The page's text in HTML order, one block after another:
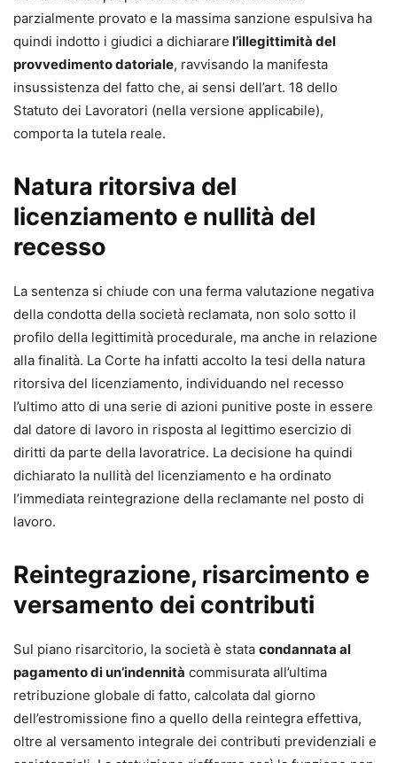
parzialmente provato e la massima sanzione espulsiva ha
quindi indotto i giudici a dichiarare l’illegittimità del
provvedimento datoriale, ravvisando la manifesta
insussistenza del fatto che, ai sensi dell’art. 18 dello
Statuto dei Lavoratori (nella versione applicabile),
comporta la tutela reale.
Natura ritorsiva del
licenziamento e nullità del
recesso
La sentenza si chiude con una ferma valutazione negativa
della condotta della società reclamata, non solo sotto il
profilo della legittimità procedurale, ma anche in relazione
alla finalità. La Corte ha infatti accolto la tesi della natura
ritorsiva del licenziamento, individuando nel recesso
l’ultimo atto di una serie di azioni punitive poste in essere
dal datore di lavoro in risposta al legittimo esercizio di
diritti da parte della lavoratrice. La decisione ha quindi
dichiarato la nullità del licenziamento e ha ordinato
l’immediata reintegrazione della reclamante nel posto di
lavoro.
Reintegrazione, risarcimento e
versamento dei contributi
Sul piano risarcitorio, la società è stata condannata al
pagamento di un’indennità commisurata all’ultima
retribuzione globale di fatto, calcolata dal giorno
dell’estromissione fino a quello della reintegra effettiva,
oltre al versamento integrale dei contributi previdenziali e